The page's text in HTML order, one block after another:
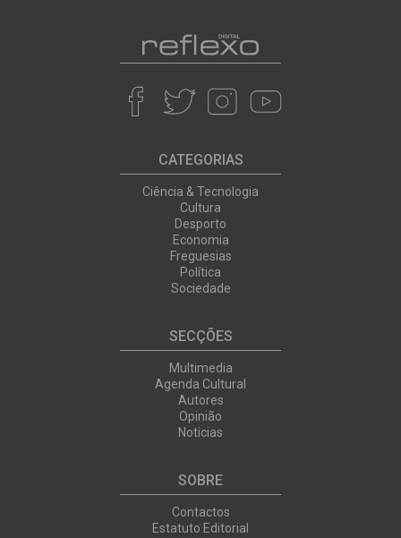
CATEGORIAS
Ciência & Tecnologia
Cultura
Desporto
Economia
Freguesias
Política
Sociedade
SECÇÕES
Multimedia
Agenda Cultural
Autores
Opinião
Noticias
SOBRE
Contactos
Estatuto Editorial